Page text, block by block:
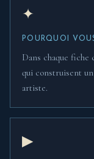
✦
POURQUOI
Dans chaque
qui construisent
artiste.
▶